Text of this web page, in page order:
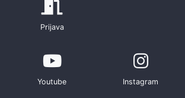
Prijava
Youtube Instagram